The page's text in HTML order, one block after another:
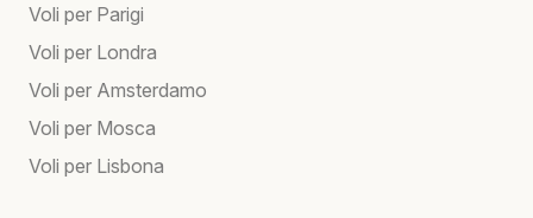
Voli per Parigi
Voli per Londra
Voli per Amsterdamo
Voli per Mosca
Voli per Lisbona